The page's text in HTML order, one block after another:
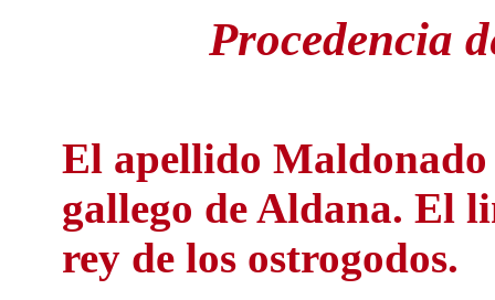
Procedencia
El apellido
gallego de Aldana. El
rey de los ostrogodos.